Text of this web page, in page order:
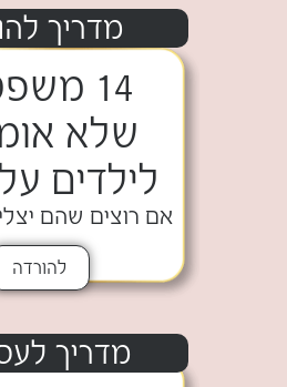
מדריך
14 משפטים
שלא
לילדים
אם רוצים שהם
להורדה
מדריך